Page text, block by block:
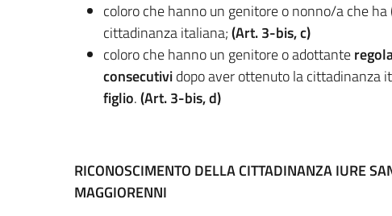
coloro che hanno un genitore o nonno/a che
cittadinanza italiana;(Art. 3-bis, c)
coloro che hanno un genitore o adottante
consecutividopo aver ottenuto la cittadinanza
figlio.(Art. 3-bis, d)
RICONOSCIMENTO DELLA CITTADINANZA IURE
MAGGIORENNI